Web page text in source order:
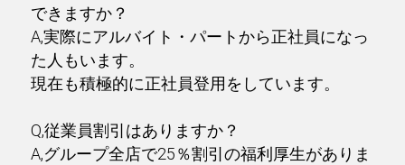
できますか？
A,実際にアルバイト・パートから正社員になっ
た人もいます。
現在も積極的に正社員登用をしています。
Q,従業員割引はありますか？
A,グループ全店で25％割引の福利厚生がありま